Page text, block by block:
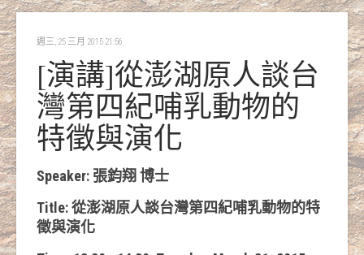
週三, 25 三月 2015 21:56
[演講]從澎湖原人談台
灣第四紀哺乳動物的
特徵與演化
Speaker: 張鈞翔 博士
Title: 從澎湖原人談台灣第四紀哺乳動物的特
徵與演化